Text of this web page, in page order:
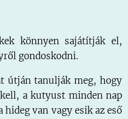
könnyen sajátítják el,
gondoskodni.
útján tanulják meg, hogy
a kutyust minden nap
van vagy esik az eső